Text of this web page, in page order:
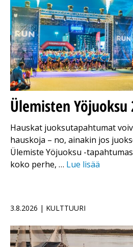
Ülemisten Yöjuoksu
Hauskat juoksutapahtumat
hauskoja – no, ainakin jos
Ülemiste Yöjuoksu -
koko perhe, … Lue lisää
3.8.2026 | KULTTUURI